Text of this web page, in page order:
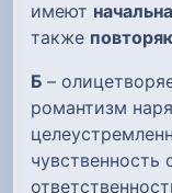
имеют
также
Б –
романтизм